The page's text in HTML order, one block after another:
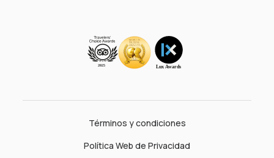
Términos y condiciones
Política Web de Privacidad